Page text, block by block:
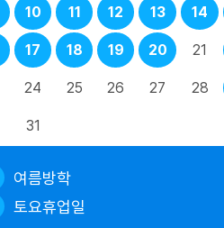
10 11 12 13 14
17 18 19 20 21
24 25 26 27 28
31
여름방학
토요휴업일